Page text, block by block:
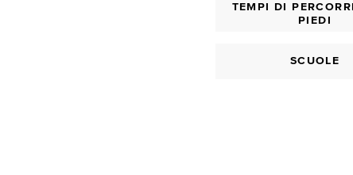
TEMPI DI
PIEDI
SCUOLE